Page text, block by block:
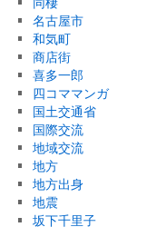
名古屋市
和気町
商店街
喜多一郎
四コママンガ
国土交通省
国際交流
地域交流
地方
地方出身
地震
坂下千里子